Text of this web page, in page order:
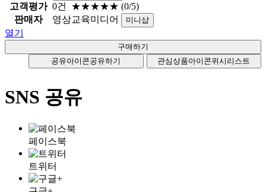
고객평가 0건 ★★★★★ (0/5)
판매자
영상교육미디어 미니샵
열기
공유아이콘공유하기 관심상품아이콘위시리스트
SNS 공유
페이스북
트위터